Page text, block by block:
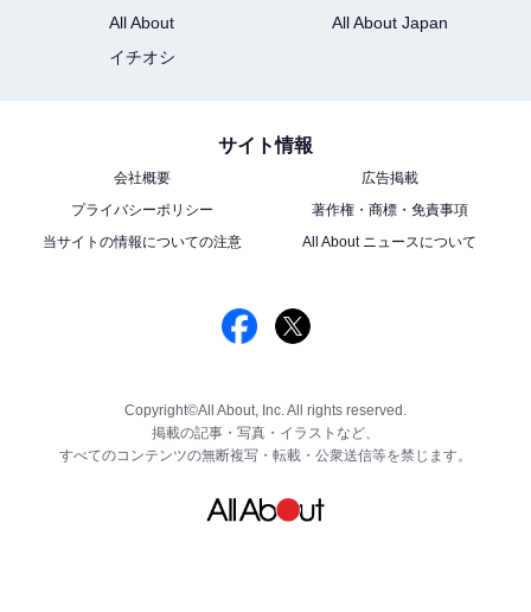
All About
All About Japan
イチオシ
サイト情報
会社概要
広告掲載
プライバシーポリシー
著作権・商標・免責事項
当サイトの情報についての注意
All About ニュースについて
Copyright©All About, Inc. All rights reserved.
掲載の記事・写真・イラストなど、
すべてのコンテンツの無断複写・転載・公衆送信等を禁じます。